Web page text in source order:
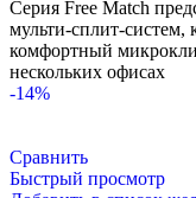
142400 ₽.
Серия Free Match
мульти-сплит-систем,
комфортный
нескольких офисах
-14%
Сравнить
Быстрый просмотр